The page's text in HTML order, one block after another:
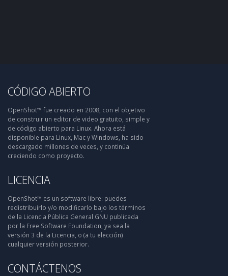
CÓDIGO ABIERTO
OpenShot™ fue creado en 2008, con el objetivo
de construir un editor de video gratuito, simple y
de código abierto para Linux. Ahora está
disponible para Linux, Mac y Windows, ha sido
descargado millones de veces, y continúa
creciendo como proyecto.
LICENCIA
OpenShot™ es un software libre: puedes
redistribuirlo y/o modificarlo bajo los términos
de la Licencia Pública General GNU publicada
por la Free Software Foundation, ya sea la
versión 3 de la Licencia, o (a tu elección)
cualquier versión posterior.
CONTÁCTENOS